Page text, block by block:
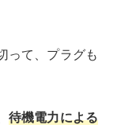
って、プラグも
待機電力による